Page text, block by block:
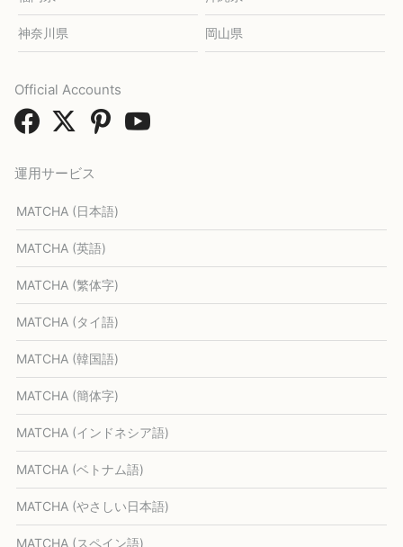
神奈川県 岡山県
運用サービス
MATCHA (日本語)
MATCHA (英語)
MATCHA (繁体字)
MATCHA (タイ語)
MATCHA (韓国語)
MATCHA (簡体字)
MATCHA (インドネシア語)
MATCHA (ベトナム語)
MATCHA (やさしい日本語)
MATCHA (スペイン語)
Official Accounts